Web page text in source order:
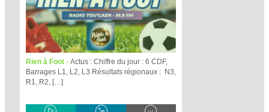
Rien à Foot - Actus : Chiffre du jour : 6 CDF,
Barrages L1, L2, L3 Résultats régionaux : N3,
R1, R2, […]